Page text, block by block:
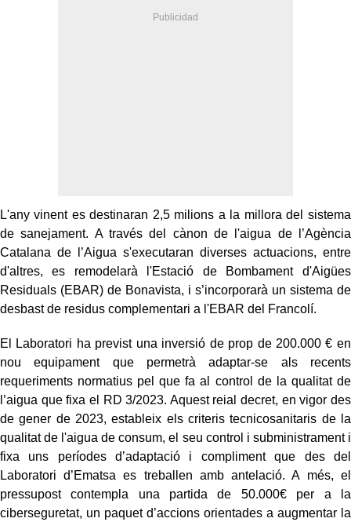
L'any vinentes destinaran 2,5 milions a la millora del sistema
de sanejament. A través del cànon de l'aigua de l’Agència
Catalana de l’Aigua s'executaran diverses actuacions, entre
d'altres, es remodelarà l'Estació de Bombament d'Aigües
Residuals (EBAR) de Bonavista, i s’incorporarà un sistema de
desbast de residus complementari a l'EBAR del Francolí.
El Laboratori ha previst una inversió de prop de 200.000 € en
nou equipament que permetrà adaptar-se als recents
requeriments normatius pel que fa al control de la qualitat de
l’aigua que fixa el RD 3/2023. Aquest reial decret, en vigor des
de gener de 2023, estableix els criteris tecnicosanitaris de la
qualitat de l'aigua de consum, el seu control i subministrament i
fixa uns períodes d’adaptació i compliment que des del
Laboratori d’Ematsa es treballen amb antelació. A més, el
pressupost contempla una partida de 50.000€ per a la
ciberseguretat, un paquet d’accions orientades a augmentar la